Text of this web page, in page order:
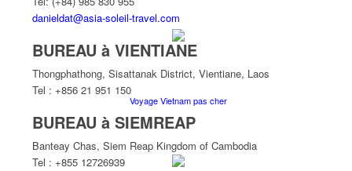
Voyage Vietnam pas cher
danieldat@asia-soleil-travel.com
BUREAU à VIENTIANE
Thongphathong, Sisattanak District, Vientiane, Laos
Tel : +856 21 951 150
BUREAU à SIEMREAP
Banteay Chas, Siem Reap Kingdom of Cambodia
Tel : +855 12726939